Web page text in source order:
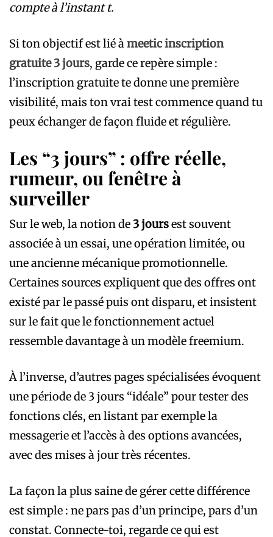
compte à l’instant t.
Si ton objectif est lié àmeetic inscription
gratuite 3 jours, garde ce repère simple :
l’inscription gratuite te donne une première
visibilité, mais ton vrai test commence quand tu
peux échanger de façon fluide et régulière.
Les “3 jours” : offre réelle,
rumeur, ou fenêtre à
surveiller
Sur le web, la notion de3 joursest souvent
associée à un essai, une opération limitée, ou
une ancienne mécanique promotionnelle.
Certaines sources expliquent que des offres ont
existé par le passé puis ont disparu, et insistent
sur le fait que le fonctionnement actuel
ressemble davantage à un modèle freemium.
À l’inverse, d’autres pages spécialisées évoquent
une période de 3 jours “idéale” pour tester des
fonctions clés, en listant par exemple la
messagerie et l’accès à des options avancées,
avec des mises à jour très récentes.
La façon la plus saine de gérer cette différence
est simple : ne pars pas d’un principe, pars d’un
constat. Connecte-toi, regarde ce qui est